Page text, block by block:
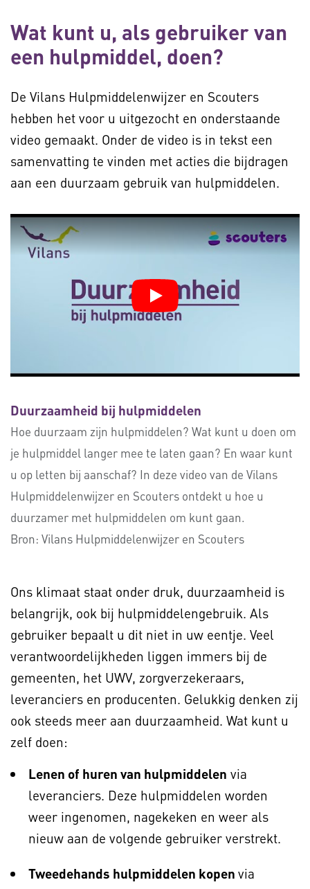
Wat kunt u, als gebruiker van
een hulpmiddel, doen?
De Vilans Hulpmiddelenwijzer en Scouters
hebben het voor u uitgezocht en onderstaande
video gemaakt. Onder de video is in tekst een
samenvatting te vinden met acties die bijdragen
aan een duurzaam gebruik van hulpmiddelen.
Duurzaamheid bij hulpmiddelen
Hoe duurzaam zijn hulpmiddelen? Wat kunt u doen om
je hulpmiddel langer mee te laten gaan? En waar kunt
u op letten bij aanschaf? In deze video van de Vilans
Hulpmiddelenwijzer en Scouters ontdekt u hoe u
duurzamer met hulpmiddelen om kunt gaan.
Bron: Vilans Hulpmiddelenwijzer en Scouters
Ons klimaat staat onder druk, duurzaamheid is
belangrijk, ook bij hulpmiddelengebruik. Als
gebruiker bepaalt u dit niet in uw eentje. Veel
verantwoordelijkheden liggen immers bij de
gemeenten, het UWV, zorgverzekeraars,
leveranciers en producenten. Gelukkig denken zij
ook steeds meer aan duurzaamheid. Wat kunt u
zelf doen:
Lenen of huren van hulpmiddelen via
leveranciers. Deze hulpmiddelen worden
weer ingenomen, nagekeken en weer als
nieuw aan de volgende gebruiker verstrekt.
Tweedehands hulpmiddelen kopen via